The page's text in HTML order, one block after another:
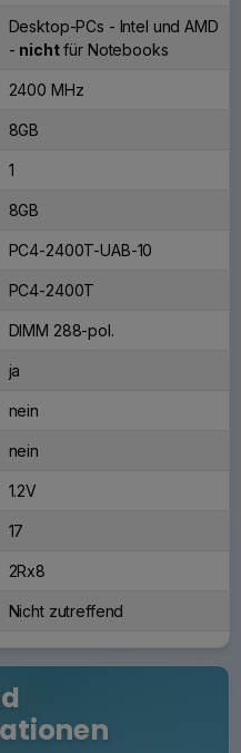
Desktop-PCs - Intel und AMD
- nichtfür Notebooks
2400 MHz
8GB
1
8GB
PC4-2400T-UAB-10
PC4-2400T
DIMM 288-pol.
ja
nein
nein
1.2V
17
2Rx8
Nicht zutreffend